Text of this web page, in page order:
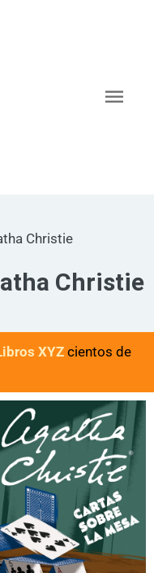
Christie
Christie
XYZcientos de